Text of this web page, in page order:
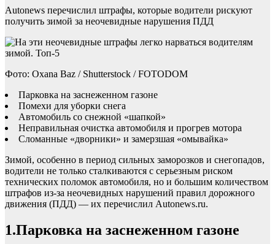
Autonews перечислил штрафы, которые водители рискуют
получить зимой за неочевидные нарушения ПДД
Фото: Oxana Baz / Shutterstock / FOTODOM
Парковка на заснеженном газоне
Помехи для уборки снега
Автомобиль со снежной «шапкой»
Неправильная очистка автомобиля и прогрев мотора
Сломанные «дворники» и замерзшая «омывайка»
Зимой, особенно в период сильных заморозков и снегопадов,
водители не только сталкиваются с серьезным риском
технических поломок автомобиля, но и большим количеством
штрафов из-за неочевидных нарушений правил дорожного
движения (ПДД) — их перечислил Autonews.ru.
1.Парковка на заснеженном газоне